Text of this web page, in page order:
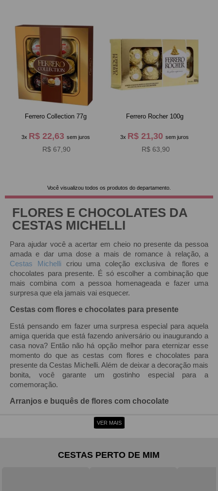
Ferrero Collection 77g
3x R$ 22,63 sem juros
R$ 67,90
Ferrero Rocher 100g
3x R$ 21,30sem juros
R$ 63,90
Você visualizou todos os produtos do departamento.
FLORES E CHOCOLATES DA
CESTAS MICHELLI
Para ajudar você a acertar em cheio no presente da pessoa
amada e dar uma dose a mais de romance à relação, a
Cestas Michellicriou uma coleção exclusiva de flores e
chocolates para presente. É só escolher a combinação que
mais combina com a pessoa homenageada e fazer uma
surpresa que ela jamais vai esquecer.
Cestas com flores e chocolates para presente
Está pensando em fazer uma surpresa especial para aquela
amiga querida que está fazendo aniversário ou inaugurando a
casa nova? Então não há opção melhor para eternizar esse
momento do que as cestas com flores e chocolates para
presente da Cestas Michelli. Além de deixar a decoração mais
bonita, você garante um gostinho especial para a
comemoração.
Arranjos e buquês de flores com chocolate
Você está procurando flores para presente de aniversário para
comemorar essa data junto da pessoa amada? E se eu te
chocolate? Com um mimo como esse, ela não vai esquecer
VER MAIS
CESTAS PERTO DE MIM